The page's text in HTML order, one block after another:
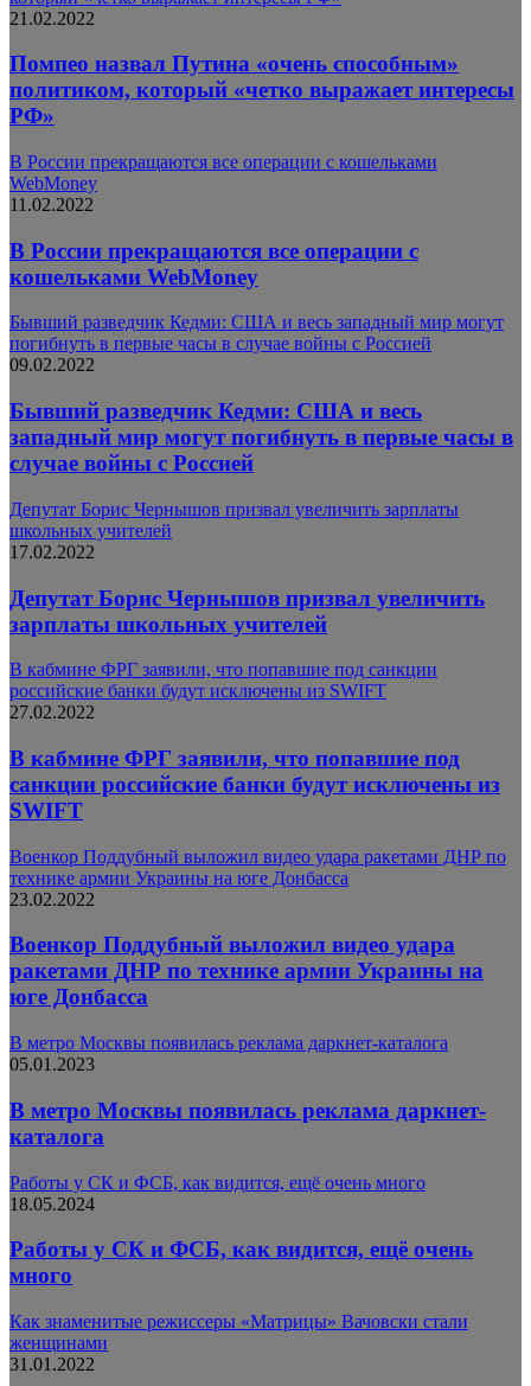
21.02.2022
Помпео назвал Путина «очень способным»
политиком, который «четко выражает интересы
РФ»
В России прекращаются все операции с кошельками
WebMoney
11.02.2022
В России прекращаются все операции с
кошельками WebMoney
Бывший разведчик Кедми: США и весь западный мир могут
погибнуть в первые часы в случае войны с Россией
09.02.2022
Бывший разведчик Кедми: США и весь
западный мир могут погибнуть в первые часы в
случае войны с Россией
Депутат Борис Чернышов призвал увеличить зарплаты
школьных учителей
17.02.2022
Депутат Борис Чернышов призвал увеличить
зарплаты школьных учителей
В кабмине ФРГ заявили, что попавшие под санкции
российские банки будут исключены из SWIFT
27.02.2022
В кабмине ФРГ заявили, что попавшие под
санкции российские банки будут исключены из
SWIFT
Военкор Поддубный выложил видео удара ракетами ДНР по
технике армии Украины на юге Донбасса
23.02.2022
Военкор Поддубный выложил видео удара
ракетами ДНР по технике армии Украины на
юге Донбасса
В метро Москвы появилась реклама даркнет-каталога
05.01.2023
В метро Москвы появилась реклама даркнет-
каталога
Работы у СК и ФСБ, как видится, ещё очень много
18.05.2024
Работы у СК и ФСБ, как видится, ещё очень
много
Как знаменитые режиссеры «Матрицы» Вачовски стали
женщинами
31.01.2022